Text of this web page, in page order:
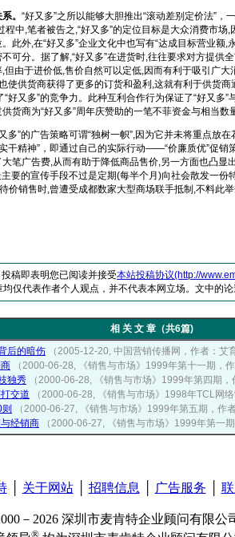
。 “好又多”之所以能够大胆推出“滚动差别定价法”，
程中,笔者被告之,“好又多”的定位目标是大众消费市场
此外,在“好又多”企业文化中也写有“达成目标营业额,
可分。据了解,“好又多”在进货时,往往要求对方提供
但由于进价低,售价自然可以定低,因而有利于吸引广大
使供货商获得了更多的订货和盈利,这就有利于供货
好又多”的竞争力。此种互利合作行为保证了“好又多
货商为“好又多”周年庆赞助的一笔不菲资金与相当数
多”的广告策略可谓“独树一帜”,因为它并未将重点放
干精神”，即通过自己的实际行动——“价廉质优”促
笔广告费,从而有助于降低商品售价,另一方面也凸显
主要的宣传手段不过是定期(每半个月)向社会散发一
价销售时,曾遭受成都数家大型商场联手抵制,不料此
投稿即表明您已阅读并接受本站投稿协议(http://
仅代表作者个人观点，并不代表本网立场。文中的论
相 关 文 章（共6篇)
后的暗伤
（2005-12-20, 中国营销传播网，作者：艾
（2000-06-28, 《销售与市场》1999年第十一期，作
独秀
（2000-06-28, 《销售与市场》1999年第四期，
交道
（2000-06-28, 《销售与市场》1998年TCL网
（2000-06-27, 《销售与市场》1999年第五期，作
经销商
（2000-06-27, 《销售与市场》1999年第一期
│ 关于网站│ 招聘信息 广告服务
－2026 深圳市麦肯特企业顾问有限公
®